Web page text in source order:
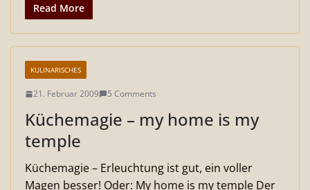
Read More
KULINARISCHES
21. Februar 2009 5 Comments
Küchemagie – my home is my
temple
Küchemagie – Erleuchtung ist gut, ein voller
Magen besser! Oder: My home is my temple Der